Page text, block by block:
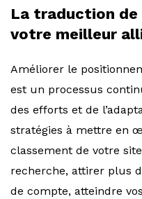
La traduction
votre meilleur
Améliorer le
est un processus
des efforts et de
stratégies à mettre en
classement de votre
recherche, attirer plus
de compte, atteindre